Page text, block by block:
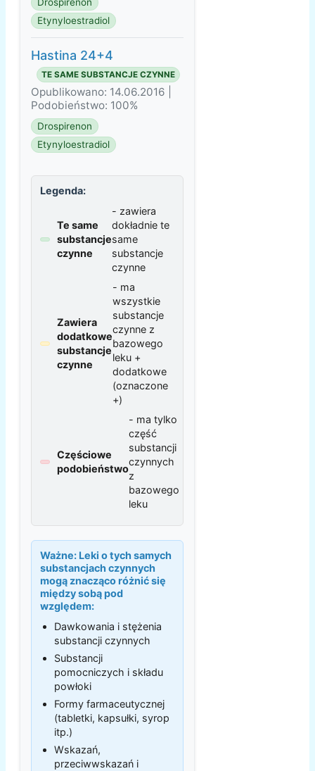
Drospirenon
Etynyloestradiol
Hastina 24+4
TE SAME SUBSTANCJE CZYNNE
Opublikowano: 14.06.2016 |
Podobieństwo: 100%
Drospirenon
Etynyloestradiol
Legenda:
Te same
substancje
czynne
- zawiera
dokładnie te
same
substancje
czynne
Zawiera
dodatkowe
substancje
czynne
- ma
wszystkie
substancje
czynne z
bazowego
leku +
dodatkowe
(oznaczone
+)
Częściowe
podobieństwo
- ma tylko
część
substancji
czynnych
z
bazowego
leku
Ważne: Leki o tych samych
substancjach czynnych
mogą znacząco różnić się
między sobą pod
względem:
Dawkowania i stężenia
substancji czynnych
Substancji
pomocniczych i składu
powłoki
Formy farmaceutycznej
(tabletki, kapsułki, syrop
itp.)
Wskazań,
przeciwwskazań i